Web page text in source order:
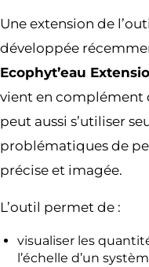
Une extension de
développée
Ecophyt’eau
vient en complément
peut aussi s’utiliser
problématiques de
précise et imagée.
L’outil permet de :
visualiser les
l’échelle d’un